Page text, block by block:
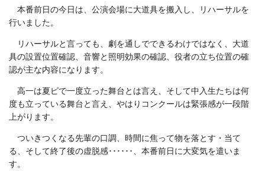
本番前日の今日は、公演会場に大道具を搬入し、リハーサルを
行いました。
リハーサルと言っても、劇を通しでできるわけではなく、大道
具の設置位置確認、音響と照明効果の確認、役者の立ち位置の確
認が主な内容になります。
高一は夏ピで一度立った舞台とは言え、そして中入生たちは何
度も立っている舞台と言え、やはりコンクールは緊張感が一段階
上がります。
ついきつくなる先輩の口調、時間に焦って物を落とす・当て
る、そして終了後の虚脱感･･････、本番前日に大変気を遣いま
す。